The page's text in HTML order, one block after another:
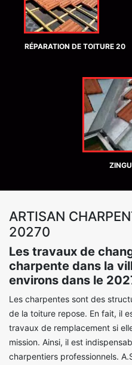
RÉPARATION DE TOITURE 20
ARTISAN
20270
Les travaux de
charpente dans la
environs dans le
Les charpentes sont des
de la toiture repose. En fait, il
travaux de remplacement si
mission. Ainsi, il est
charpentiers professionnels.